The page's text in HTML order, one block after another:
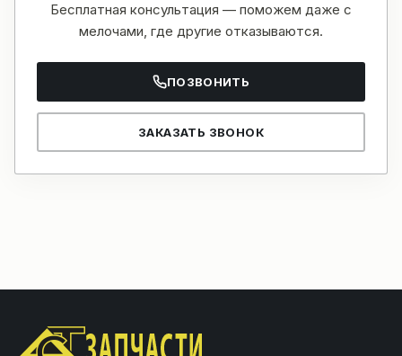
Бесплатная консультация — поможем даже с
мелочами, где другие отказываются.
ПОЗВОНИТЬ
ЗАКАЗАТЬ ЗВОНОК